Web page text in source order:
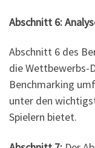
Abschnitt 6:
Abschnitt 6 des
die Wettbewerbs-
Benchmarking
unter den
Spielern bietet.